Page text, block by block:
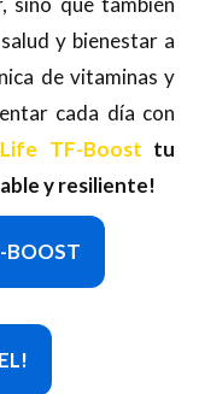
y bienestar a
de vitaminas y
cada día con
TF-Boost tu
y resiliente!
BOOST